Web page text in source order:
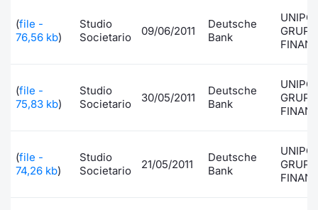
(file -
76,56 kb)
Studio
Societario
09/06/2011
Deutsche
Bank
(file -
75,83 kb)
Studio
Societario
30/05/2011
Deutsche
Bank
(file -
74,26 kb)
Studio
Societario
21/05/2011
Deutsche
Bank